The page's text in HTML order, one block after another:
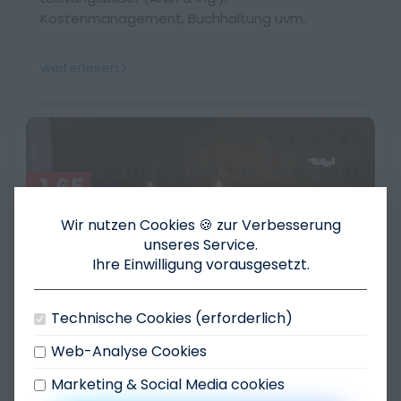
Kostenmanagement, Buchhaltung uvm.
12.11.2025 Update News
Arbeitszeit & Projektzeiten + HOAI
Rechner V1
Wir nutzen Cookies 🍪 zur Verbesserung
unseres Service.
Ihre Einwilligung vorausgesetzt.
Technische Cookies (erforderlich)
Web-Analyse Cookies
Marketing & Social Media cookies